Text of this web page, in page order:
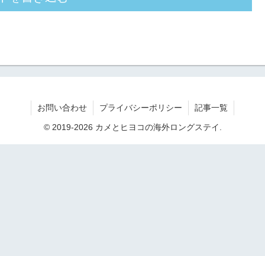
お問い合わせ プライバシーポリシー 記事一覧
© 2019-2026 カメとヒヨコの海外ロングステイ.